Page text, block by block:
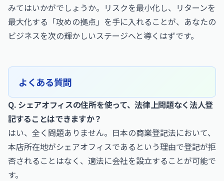
みてはいかがでしょうか。リスクを最小化し、リターンを
最大化する「攻めの拠点」を手に入れることが、あなたの
ビジネスを次の輝かしいステージへと導くはずです。
よくある質問
Q. シェアオフィスの住所を使って、法律上問題なく法人登
記することはできますか？
はい、全く問題ありません。日本の商業登記法において、
本店所在地がシェアオフィスであるという理由で登記が拒
否されることはなく、適法に会社を設立することが可能で
す。